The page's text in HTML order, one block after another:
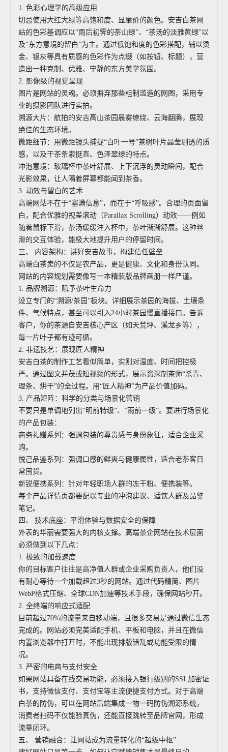
1. 色彩心理学的高级应用
切忌使用大红大绿等高饱和度、显廉价的颜色。安吉白茶网
站的色彩基调应以“雨后初霁的茶山绿”、“茶汤的淡雅黄绿”以
及“东方意境的留白”为主。通过低饱和度的色彩搭配，辅以烫
金、银灰等具有质感的色彩作为点缀（如按钮、标题），营
造出一种克制、优雅、宁静的东方美学氛围。
2. 影像级的视觉呈现
图片是网站的灵魂。必须摒弃那些粗制滥造的网图，采用专
业的摄影团队进行实拍。
溯源大片：航拍的安吉高山茶园晨雾缭绕、云海翻腾，展现
绝佳的生态环境。
微距细节：用微距镜头捕捉“白叶一号”茶树叶片晶莹剔透的质
感，以及干茶条索挺直、色泽翠绿的特点。
冲泡意境：玻璃杯中茶叶舒展、上下沉浮的灵动瞬间，配合
光影效果，让人隔着屏幕都能闻到茶香。
3. 动效与留白的艺术
高端网站不在于“塞满信息”，而在于“呼吸感”。合理的页面留
白，配合优雅的视差滚动（Parallax Scrolling）动效——例如
随着鼠标下滑，茶汤缓缓注入杯中，茶叶渐渐舒展。这种丝
滑的交互体验，能极大地提升用户的停留时间。
三、 内容架构：讲好安吉故事，构建信任壁垒
高端白茶卖的不仅是农产品，更是健康、文化和身份认同。
网站的内容规划需要像写一本精装版品牌画册一样严谨。
1. 品牌溯源：赋予茶叶生命力
设立专门的“溯源/茶园”板块。详细展示茶园的海拔、土壤条
件、气候特点，甚至可以引入24小时茶园慢直播接口。告诉
客户，你的茶源自安吉核心产区（如天荒坪、溪龙乡等），
每一片叶子都有迹可循。
2. 非遗技艺：展现匠人精神
安吉白茶的制作工艺看似简单，实则对温度、时间把控极
严。通过图文并茂或短视频的形式，展示资深制茶师“杀青、
理条、烘干”的全过程。用“匠人精神”为产品价值加码。
3. 产品矩阵：科学的分类与场景化营销
不要只是单调地列出“明前特级”、“雨前一级”。要进行场景化
的产品包装：
商务礼赠系列：强调包装的尊贵感与身份象征，适合企业采
购。
悦己品鉴系列：强调口感的鲜爽与健康属性，适合老茶客日
常囤货。
新锐便携系列：针对年轻职场人群的冻干粉、便携装等。
每个产品详情页都要配以专业的冲泡建议、适饮人群及品鉴
笔记。
四、 技术底座：平滑体验与数据安全的保障
外表的华丽需要强大的内核支撑。高端茶企网站在技术层面
必须做到以下几点：
1. 极致的加载速度
你的目标客户往往是高净值人群或企业采购负责人，他们没
有耐心等待一个加载超过3秒的网站。通过代码精简、图片
WebP格式压缩、全球CDN加速等技术手段，确保网站秒开。
2. 全终端的响应式适配
目前超过70%的流量来自移动端，且很多交易是通过微信生态
完成的。网站必须完美适配手机、平板和电脑，并且在微信
内置浏览器中打开时，不能出现排版错乱或功能受限的情
况。
3. 严密的电商与支付安全
如果网站具备在线交易功能，必须接入银行级别的SSL加密证
书，支持微信支付、支付宝等主流便捷支付方式。对于高端
白茶的防伪，可以在网站后端集成一物一码防伪溯源系统，
消费者扫码不仅能验真伪，还能直接跳转至品牌官网，形成
流量闭环。
五、 营销融合：让网站成为流量转化的“超级中枢”